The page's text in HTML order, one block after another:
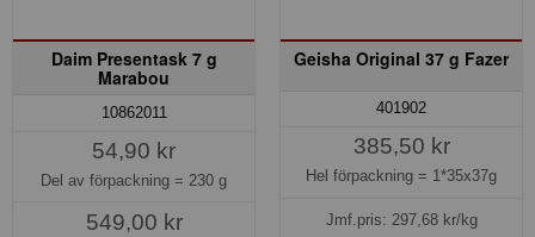
Daim Presentask 7 g
Marabou
10862011
54,90 kr
Del av förpackning = 230 g
549,00 kr
Geisha Original 37 g Fazer
401902
385,50 kr
Hel förpackning = 1*35x37g
Jmf.pris: 297,68kr/kg